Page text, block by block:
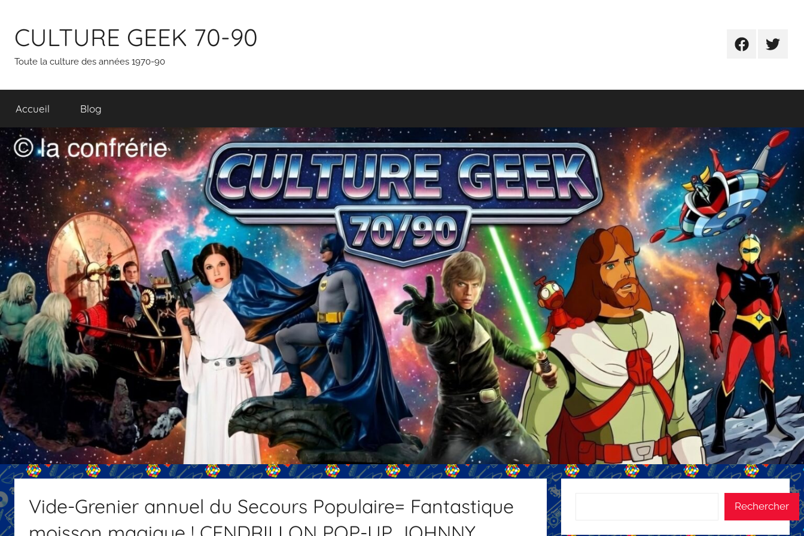
contenu
CULTURE GEEK 70-90
Toute la culture des années 1970-90
FB TW
Accueil Blog
Vide-Grenier annuel du Secours Populaire= Fantastique
Rechercher